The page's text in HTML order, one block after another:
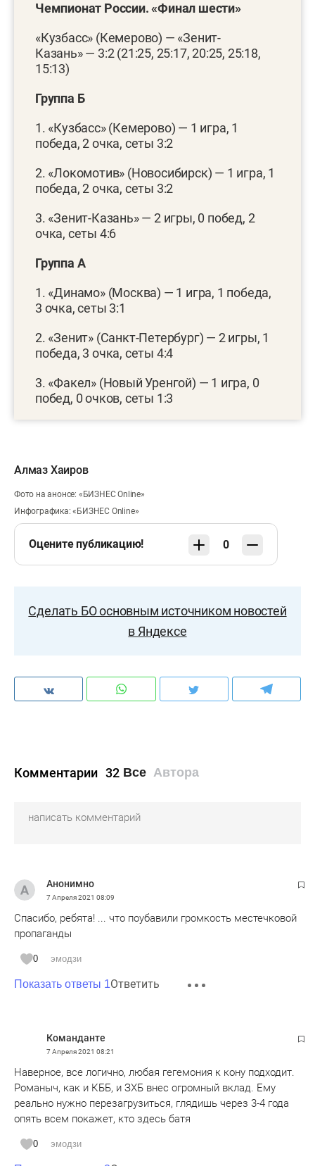
Чемпионат России. «Финал шести»
«Кузбасс» (Кемерово) — «Зенит-
Казань» — 3:2 (21:25, 25:17, 20:25, 25:18,
15:13)
Группа Б
1. «Кузбасс» (Кемерово) — 1 игра, 1
победа, 2 очка, сеты 3:2
2. «Локомотив» (Новосибирск) — 1 игра, 1
победа, 2 очка, сеты 3:2
3. «Зенит-Казань» — 2 игры, 0 побед, 2
очка, сеты 4:6
Группа А
1. «Динамо» (Москва) — 1 игра, 1 победа,
3 очка, сеты 3:1
2. «Зенит» (Санкт-Петербург) — 2 игры, 1
победа, 3 очка, сеты 4:4
3. «Факел» (Новый Уренгой) — 1 игра, 0
побед, 0 очков, сеты 1:3
Алмаз Хаиров
Фото на анонсе: «БИЗНЕС Online»
Инфографика: «БИЗНЕС Online»
Оцените публикацию! 0
Сделать БО основным источником новостей
в Яндексе
Комментарии 32 Все Автора
Анонимно
7 Апреля 2021 08:09
Спасибо, ребята! ... что поубавили громкость местечковой
пропаганды
0 эмодзи
Показать ответы 1Ответить
Команданте
7 Апреля 2021 08:21
Наверное, все логично, любая гегемония к кону подходит.
Романыч, как и КББ, и ЗХБ внес огромный вклад. Ему
реально нужно перезагрузиться, глядишь через 3-4 года
опять всем покажет, кто здесь батя
0 эмодзи